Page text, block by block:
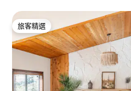
旅客精選
旅客精選